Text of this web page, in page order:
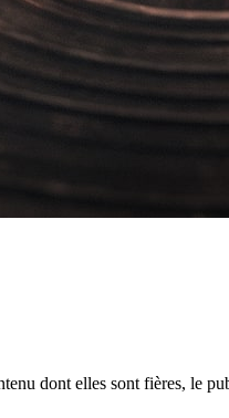
dont elles sont fières, le